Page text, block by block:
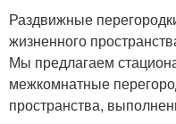
Раздвижные
жизненного
Мы предлагаем
межкомнатные
пространства,